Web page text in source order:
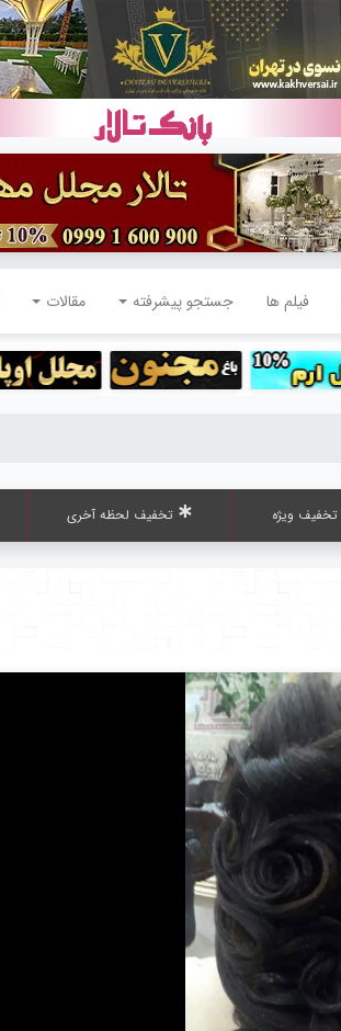
فیلم ها جستجو پیشرفته مقالات
تخفیف ویژه تخفیف لحظه آخری